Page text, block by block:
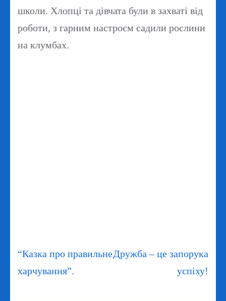
школи. Хлопці та дівчата були в захваті від
роботи, з гарним настроєм садили рослини
на клумбах.
Навігація
записів
“Казка про правильне
харчування”.
Дружба – це запорука
успiху!